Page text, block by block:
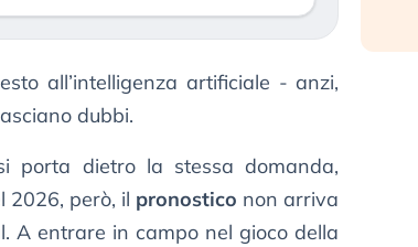
all’intelligenza artificiale - anzi,
dubbi.
porta dietro la stessa domanda,
2026, però, il pronostico non arriva
A entrare in campo nel gioco della